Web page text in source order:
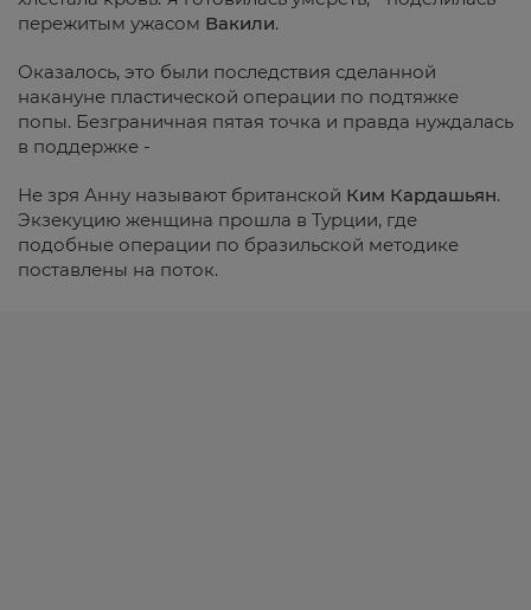
пережитым ужасом Вакили.
Оказалось, это были последствия сделанной
накануне пластической операции по подтяжке
попы. Безграничная пятая точка и правда нуждалась
в поддержке -
Не зря Анну называют британской Ким Кардашьян.
Экзекуцию женщина прошла в Турции, где
подобные операции по бразильской методике
поставлены на поток.